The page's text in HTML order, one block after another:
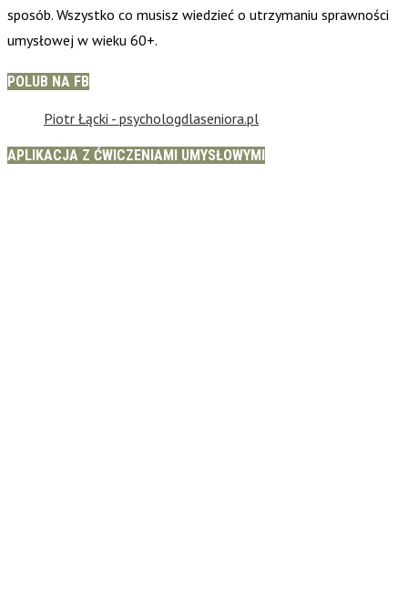
sposób. Wszystko co musisz wiedzieć o utrzymaniu sprawności
umysłowej w wieku 60+.
POLUB NA FB
Piotr Łącki - psychologdlaseniora.pl
APLIKACJA Z ĆWICZENIAMI UMYSŁOWYMI